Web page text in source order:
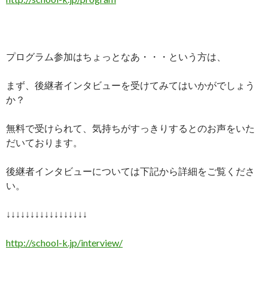
プログラム参加はちょっとなあ・・・という方は、
まず、後継者インタビューを受けてみてはいかがでしょう
か？
無料で受けられて、気持ちがすっきりするとのお声をいた
だいております。
後継者インタビューについては下記から詳細をご覧くださ
い。
↓↓↓↓↓↓↓↓↓↓↓↓↓↓↓↓↓
http://school-k.jp/interview/